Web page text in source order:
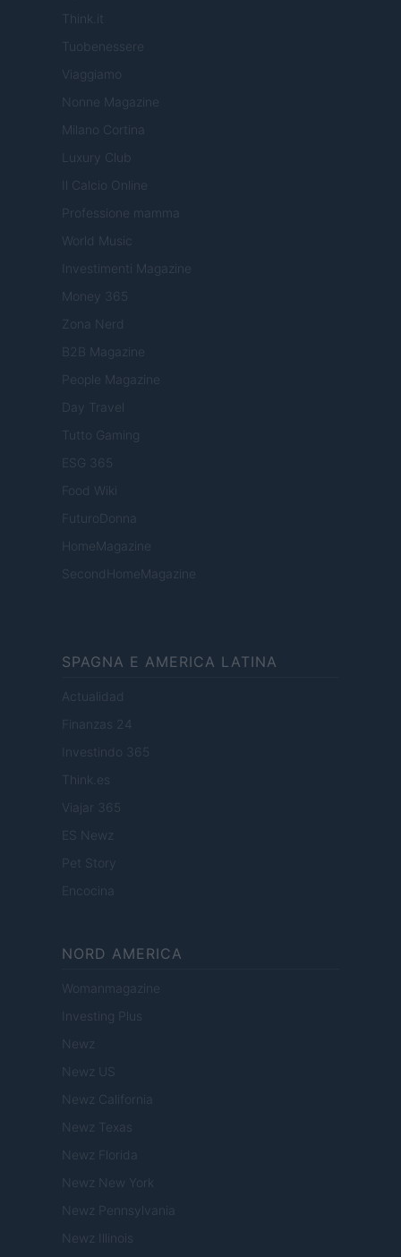
Think.it
Tuobenessere
Viaggiamo
Nonne Magazine
Milano Cortina
Luxury Club
Il Calcio Online
Professione mamma
World Music
Investimenti Magazine
Money 365
Zona Nerd
B2B Magazine
People Magazine
Day Travel
Tutto Gaming
ESG 365
Food Wiki
FuturoDonna
HomeMagazine
SecondHomeMagazine
SPAGNA E AMERICA LATINA
Actualidad
Finanzas 24
Investindo 365
Think.es
Viajar 365
ES Newz
Pet Story
Encocina
NORD AMERICA
Womanmagazine
Investing Plus
Newz
Newz US
Newz California
Newz Texas
Newz Florida
Newz New York
Newz Pennsylvania
Newz Illinois